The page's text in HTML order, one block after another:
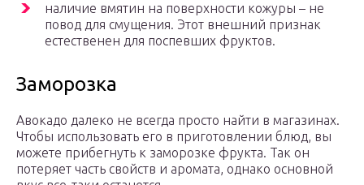
наличие вмятин на поверхности кожуры – не
повод для смущения. Этот внешний признак
естественен для поспевших фруктов.
Заморозка
Авокадо далеко не всегда просто найти в магазинах.
Чтобы использовать его в приготовлении блюд, вы
можете прибегнуть к заморозке фрукта. Так он
потеряет часть свойств и аромата, однако основной